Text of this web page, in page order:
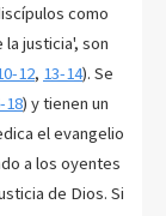
como
justicia', son
12, 13-14). Se
18) y tienen un
el evangelio
a los oyentes
de Dios. Si